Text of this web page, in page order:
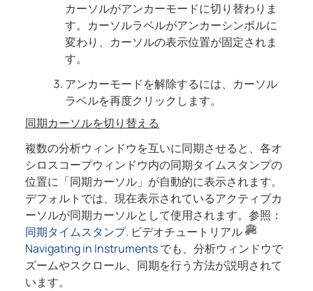
カーソルがアンカーモードに切り替わりま
す。カーソルラベルがアンカーシンボルに
変わり、カーソルの表示位置が固定されま
す。
アンカーモードを解除するには、カーソル
ラベルを再度クリックします。
同期カーソルを切り替える
複数の分析ウィンドウを互いに同期させると、各オ
シロスコープウィンドウ内の同期タイムスタンプの
位置に「同期カーソル」が自動的に表示されます。
デフォルトでは、現在表示されているアクティブカ
ーソルが同期カーソルとして使用されます。参照：
同期タイムスタンプ. ビデオチュートリアル
Navigating in Instrumentsでも、分析ウィンドウで
ズームやスクロール、同期を行う方法が説明されて
います。